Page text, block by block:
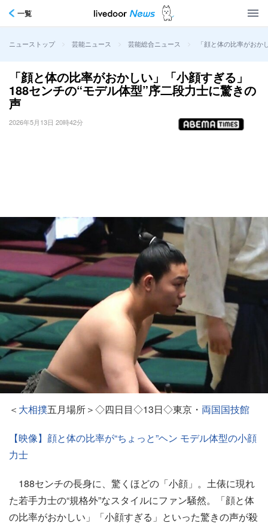
一覧
ニューストップ > 芸能ニュース > 芸能総合ニュース > 「顔と体の比率がお
「顔と体の比率がおかしい」「小顔すぎる」
188センチの“モデル体型”序二段力士に驚きの
声
2026年5月13日 20時42分
＜ 大相撲五月場所＞◇四日目◇13日◇東京・ 両国国技館
【映像】顔と体の比率が“ちょっと”ヘン モデル体型の小顔
力士
188センチの長身に、驚くほどの「小顔」。土俵に現れ
た若手力士の“規格外”なスタイルにファン騒然。「顔と体
の比率がおかしい」「小顔すぎる」といった驚きの声が殺